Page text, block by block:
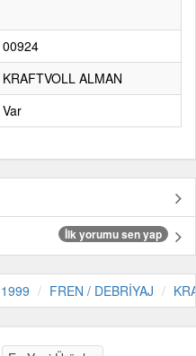
00924
KRAFTVOLL ALMAN
Var
İlk yorumu sen yap
FREN / DEBRİYAJ